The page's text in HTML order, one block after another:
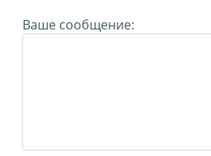
Ваше сообщение: